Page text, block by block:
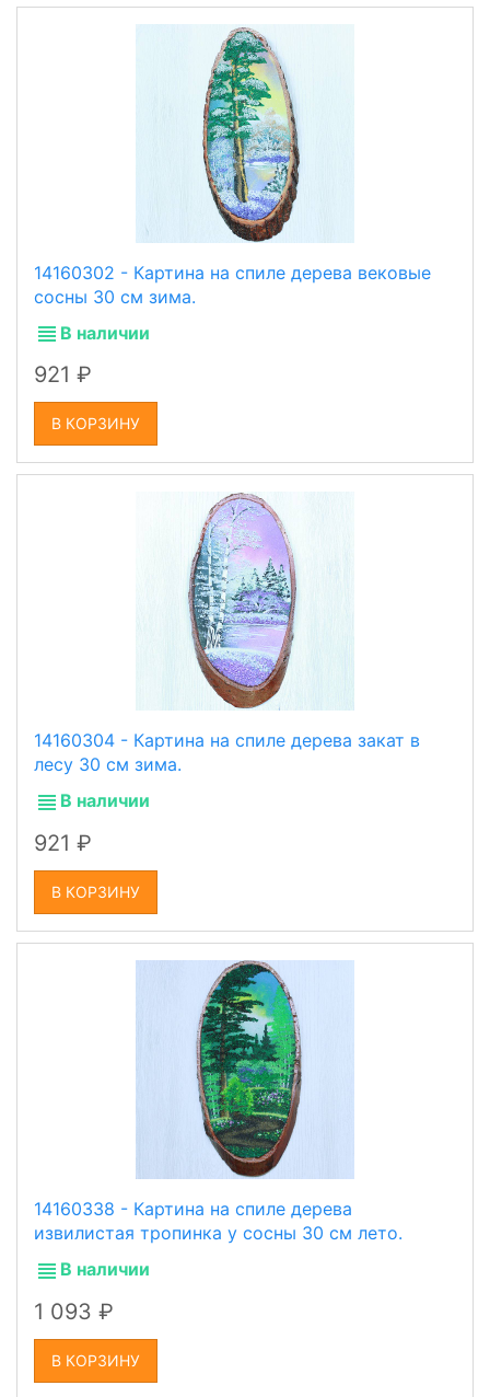
14160302 - Картина на спиле дерева вековые
сосны 30 см зима.
В наличии
921
В КОРЗИНУ
14160304 - Картина на спиле дерева закат в
лесу 30 см зима.
В наличии
921
В КОРЗИНУ
14160338 - Картина на спиле дерева
извилистая тропинка у сосны 30 см лето.
В наличии
1 093
В КОРЗИНУ